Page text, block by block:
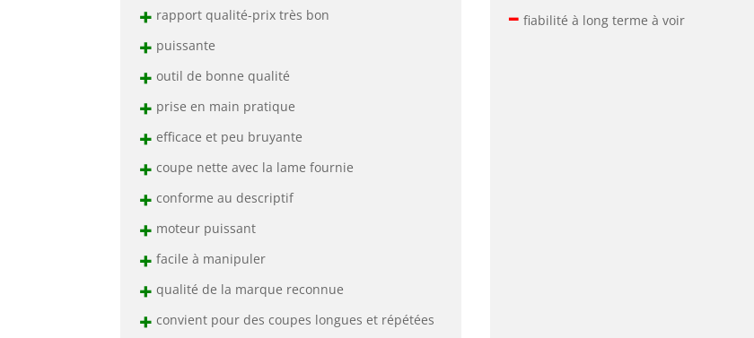
+ rapport qualité-prix très bon
+ puissante
+ outil de bonne qualité
+ prise en main pratique
+ efficace et peu bruyante
+ coupe nette avec la lame fournie
+ conforme au descriptif
+ moteur puissant
+ facile à manipuler
+ qualité de la marque reconnue
+ convient pour des coupes longues et répétées
– fiabilité à long terme à voir